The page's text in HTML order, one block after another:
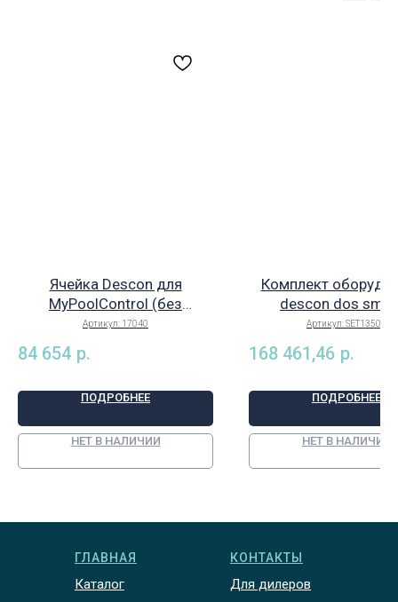
Ячейка Descon для
MyPoolControl (без
навесного оборудования),
Артикул: 17040
84 654 р.
ПОДРОБНЕЕ
НЕТ В НАЛИЧИИ
Комплект
descon dos sm
дозирования pH или
вкл. шланговую
DLS 4000,
опорожнения,
краном PVC 80
Артикул:SET13503
168 461,46 р.
ПОДРОБНЕЕ
НЕТ В НАЛИЧИИ
ГЛАВНАЯ
Каталог
КОНТАКТЫ
Для дилеров